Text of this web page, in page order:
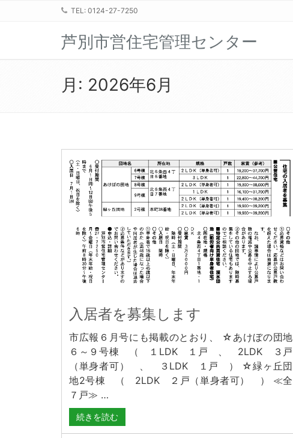
TEL: 0124-27-7250
芦別市営住宅管理センター
月: 2026年6月
入居者を募集します
市広報６月号にも掲載のとおり、 ☆あけぼの団地
６～９号棟 （ １LDK １戸 、 2LDK ３戸
（単身者可） 、 ３LDK １戸 ） ☆緑ヶ丘団
地2号棟 （ 2LDK ２戸（単身者可） ） ≪全
７戸≫ …
続きを読む